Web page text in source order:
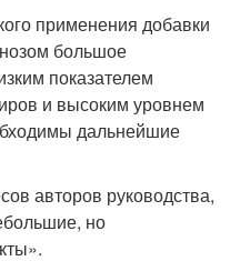
применения добавки
большое
показателем
и высоким уровнем
дальнейшие
авторов руководства,
но